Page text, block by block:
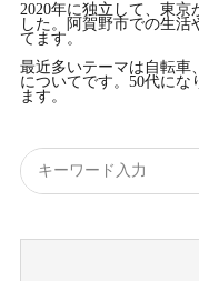
2020年に独立して、東京
した。阿賀野市での生活
てます。
最近多いテーマは自転車
についてです。50代に
ます。